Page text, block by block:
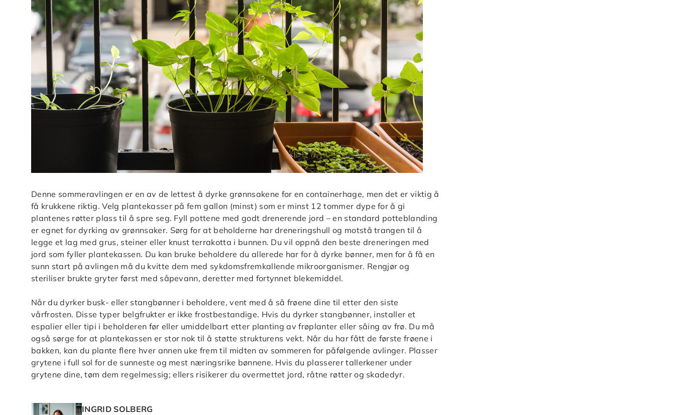
Denne sommeravlingen er en av de lettest å dyrke grønnsakene for en containerhage, men det er viktig å
få krukkene riktig. Velg plantekasser på fem gallon (minst) som er minst 12 tommer dype for å gi
plantenes røtter plass til å spre seg. Fyll pottene med godt drenerende jord – en standard potteblanding
er egnet for dyrking av grønnsaker. Sørg for at beholderne har dreneringshull og motstå trangen til å
legge et lag med grus, steiner eller knust terrakotta i bunnen. Du vil oppnå den beste dreneringen med
jord som fyller plantekassen. Du kan bruke beholdere du allerede har for å dyrke bønner, men for å få en
sunn start på avlingen må du kvitte dem med sykdomsfremkallende mikroorganismer. Rengjør og
steriliser brukte gryter først med såpevann, deretter med fortynnet blekemiddel.
Når du dyrker busk- eller stangbønner i beholdere, vent med å så frøene dine til etter den siste
vårfrosten. Disse typer belgfrukter er ikke frostbestandige. Hvis du dyrker stangbønner, installer et
espalier eller tipi i beholderen før eller umiddelbart etter planting av frøplanter eller såing av frø. Du må
også sørge for at plantekassen er stor nok til å støtte strukturens vekt. Når du har fått de første frøene i
bakken, kan du plante flere hver annen uke frem til midten av sommeren for påfølgende avlinger. Plasser
grytene i full sol for de sunneste og mest næringsrike bønnene. Hvis du plasserer tallerkener under
grytene dine, tøm dem regelmessig; ellers risikerer du overmettet jord, råtne røtter og skadedyr.
INGRID SOLBERG